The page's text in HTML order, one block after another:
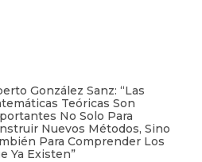
González Sanz: “Las
Teóricas Son
No Solo Para
Nuevos Métodos, Sino
Para Comprender Los
Ya Existen”